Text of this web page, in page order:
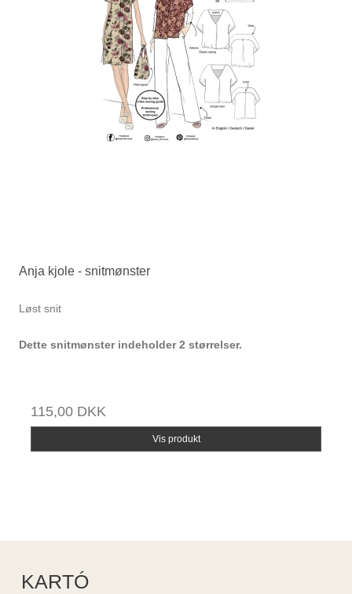
Anja kjole - snitmønster
Løst snit
Dette snitmønster indeholder 2 størrelser.
115,00 DKK
Vis produkt
KARTÓ